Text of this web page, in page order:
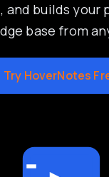
and builds your
base from
Try HoverNotes